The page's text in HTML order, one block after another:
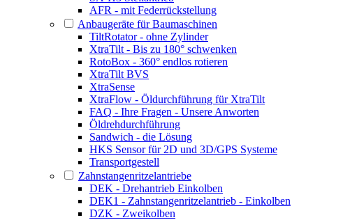
AFR - mit Federrückstellung
Anbaugeräte für Baumaschinen
TiltRotator - ohne Zylinder
XtraTilt - Bis zu 180° schwenken
RotoBox - 360° endlos rotieren
XtraTilt BVS
XtraSense
XtraFlow - Öldurchführung für XtraTilt
FAQ - Ihre Fragen - Unsere Anworten
Öldrehdurchführung
Sandwich - die Lösung
HKS Sensor für 2D und 3D/GPS Systeme
Transportgestell
Zahnstangenritzelantriebe
DEK - Drehantrieb Einkolben
DEK1 - Zahnstangenritzelantrieb - Einkolben
DZK - Zweikolben